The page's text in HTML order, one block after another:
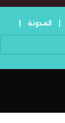
المدونة